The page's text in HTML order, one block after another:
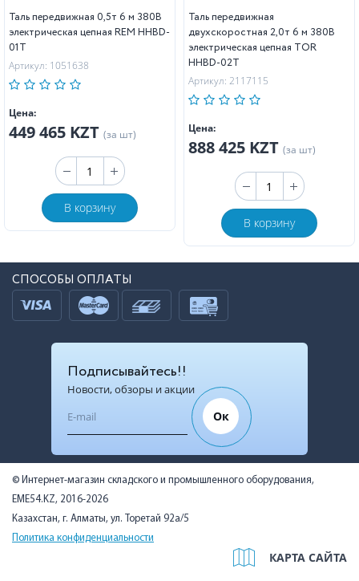
Таль передвижная 0,5т 6 м 380В
электрическая цепная REM HHBD-
01T
Артикул: 1051638
Цена:
449 465 KZT (за шт)
В корзину
Таль передвижная
двухскоростная 2,0т 6 м 380В
электрическая цепная TOR
HHBD-02T
Артикул: 2117115
Цена:
888 425 KZT (за шт)
В корзину
СПОСОБЫ ОПЛАТЫ
Подписывайтесь!!
Новости, обзоры и акции
Ок
© Интернет-магазин складского и промышленного оборудования,
EME54.KZ, 2016-2026
Казахстан, г. Алматы, ул. Торетай 92а/5
Политика конфиденциальности
КАРТА САЙТА